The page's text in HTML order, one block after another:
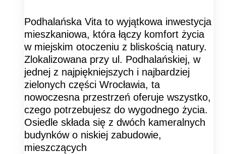
Podhalańska Vita to wyjątkowa inwestycja
mieszkaniowa, która łączy komfort życia
w miejskim otoczeniu z bliskością natury.
Zlokalizowana przy ul. Podhalańskiej, w
jednej z najpiękniejszych i najbardziej
zielonych części Wrocławia, ta
nowoczesna przestrzeń oferuje wszystko,
czego potrzebujesz do wygodnego życia.
Osiedle składa się z dwóch kameralnych
budynków o niskiej zabudowie,
mieszczących